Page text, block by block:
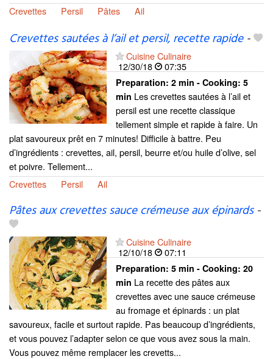
Crevettes
Persil Pâtes Ail
Crevettes sautées à l’ail et persil, recette rapide-
Cuisine Culinaire
12/30/18
07:35
Preparation: 2 min - Cooking: 5
min Les crevettes sautées à l’ail et
persil est une recette classique
tellement simple et rapide à faire. Un
plat savoureux prêt en 7 minutes! Difficile à battre. Peu
d’ingrédients : crevettes, ail, persil, beurre et/ou huile d’olive, sel
et poivre. Tellement...
Crevettes
Persil Ail
Pâtes aux crevettes sauce crémeuse aux épinards-
Cuisine Culinaire
12/10/18
07:11
Preparation: 5 min - Cooking: 20
min La recette des pâtes aux
crevettes avec une sauce crémeuse
au fromage et épinards : un plat
savoureux, facile et surtout rapide. Pas beaucoup d’ingrédients,
et vous pouvez l’adapter selon ce que vous avez sous la main.
Vous pouvez même remplacer les crevetts...